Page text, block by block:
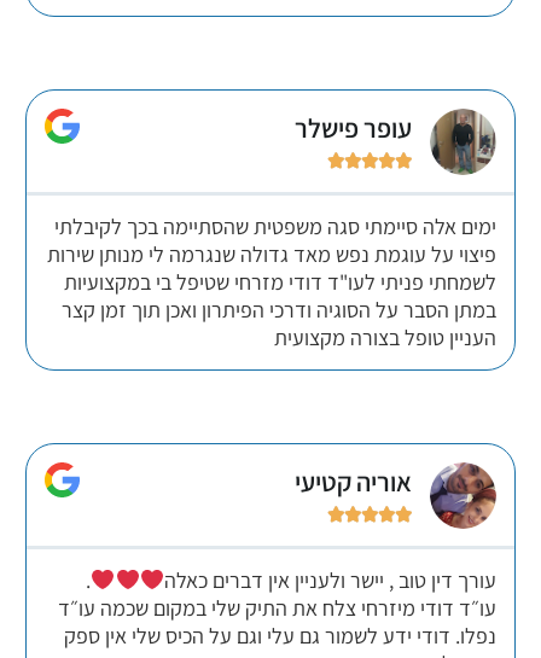
עופר פישלר





ימים אלה סיימתי סגה משפטית שהסתיימה בכך לקיבלתי
פיצוי על עוגמת נפש מאד גדולה שנגרמה לי מנותן שירות
לשמחתי פניתי לעו"ד דודי מזרחי שטיפל בי במקצועיות
במתן הסבר על הסוגיה ודרכי הפיתרון ואכן תוך זמן קצר
העניין טופל בצורה מקצועית
אוריה קטיעי





עורך דין טוב , יישר ולעניין אין דברים כאלה
.
עו״ד דודי מיזרחי צלח את התיק שלי במקום שכמה עו״ד
נפלו. דודי ידע לשמור גם עלי וגם על הכיס שלי אין ספק